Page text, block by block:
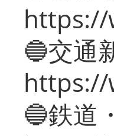
🔵交通
🔵鉄道